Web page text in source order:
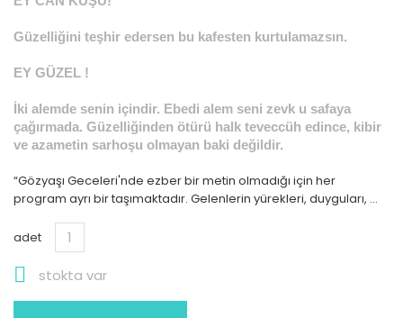
Güzelliğini teşhir edersen bu kafesten kurtulamazsın.
EY GÜZEL !
İki alemde senin içindir. Ebedi alem seni zevk u safaya
çağırmada. Güzelliğinden ötürü halk teveccüh edince, kibir
ve azametin sarhoşu olmayan baki değildir.
“Gözyaşı Geceleri'nde ezber bir metin olmadığı için her
program ayrı bir taşımaktadır. Gelenlerin yürekleri, duyguları, ...
adet
 stokta var